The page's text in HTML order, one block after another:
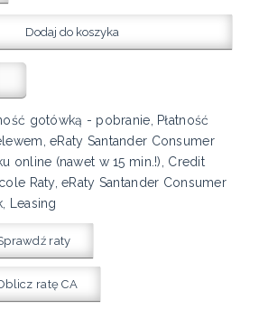
Dodaj do koszyka
gotówką - pobranie, Płatność
eRaty Santander Consumer
online (nawet w 15 min.!), Credit
Raty, eRaty Santander Consumer
Leasing
raty
ratę CA